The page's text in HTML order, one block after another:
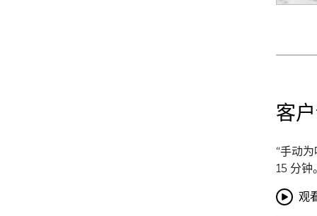
客
“手动
15 分钟
观